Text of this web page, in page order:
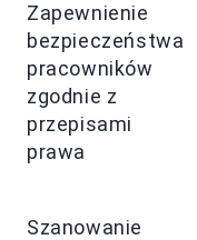
Zapewnienie
bezpieczeństwa
pracowników
zgodnie z
przepisami
prawa
Szanowanie